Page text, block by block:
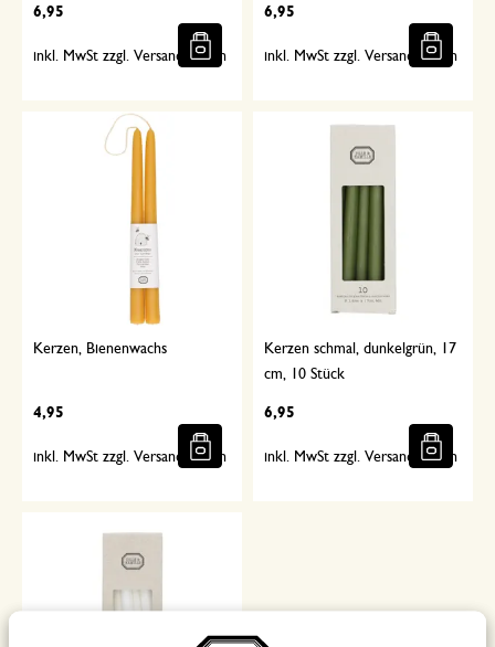
6,95
inkl. MwSt zzgl. Versandkosten
6,95
inkl. MwSt zzgl. Versandkosten
Kerzen, Bienenwachs
4,95
inkl. MwSt zzgl. Versandkosten
Kerzen schmal, dunkelgrün, 17
cm, 10 Stück
6,95
inkl. MwSt zzgl. Versandkosten